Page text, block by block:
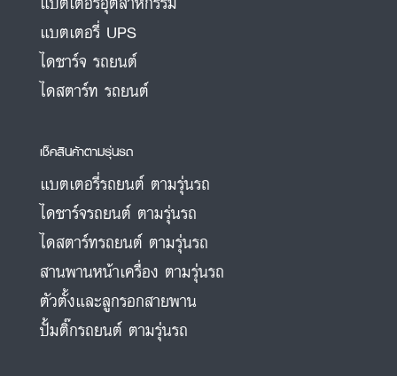
แบตเตอรี่ UPS
ไดชาร์จ รถยนต์
ไดสตาร์ท รถยนต์
เช็คสินค้าตามรุ่นรถ
แบตเตอรี่รถยนต์ ตามรุ่นรถ
ไดชาร์จรถยนต์ ตามรุ่นรถ
ไดสตาร์ทรถยนต์ ตามรุ่นรถ
สานพานหน้าเครื่อง ตามรุ่นรถ
ตัวตั้งและลูกรอกสายพาน
ปั้มติ๊กรถยนต์ ตามรุ่นรถ